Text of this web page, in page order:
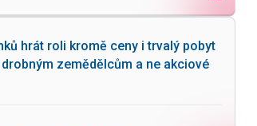
hrát roli kromě ceny i trvalý pobyt
zemědělcům a ne akciové